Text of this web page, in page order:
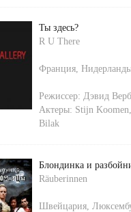
Ты здесь?
R U There
Франция,
Режиссер: Дэвид
Актеры: Stijn Koomen,
Bilak
Блондинка и
Räuberinnen
Швейцария,